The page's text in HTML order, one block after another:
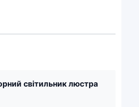
світильник люстра